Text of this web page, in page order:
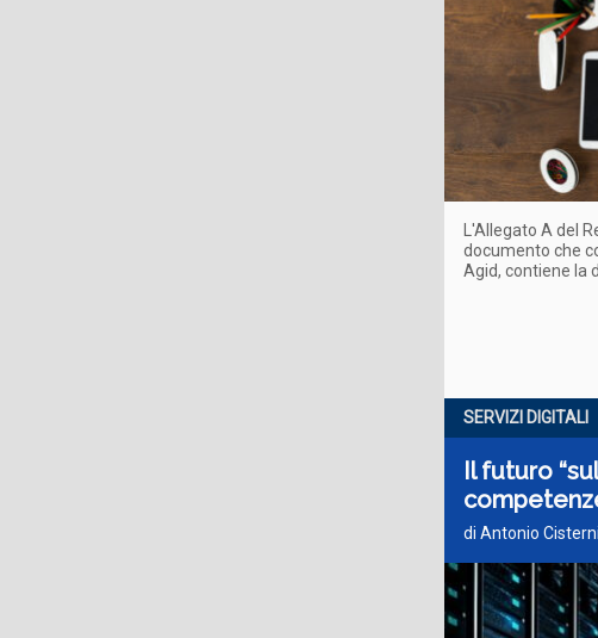
L'Allegato A del
documento che
Agid, contiene la
SERVIZI DIGITALI
Il futuro
di Antonio